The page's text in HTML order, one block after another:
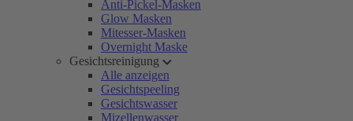
Anti-Pickel-Masken
Glow Masken
Mitesser-Masken
Overnight Maske
Gesichtsreinigung
Alle anzeigen
Gesichtspeeling
Gesichtswasser
Mizellenwasser